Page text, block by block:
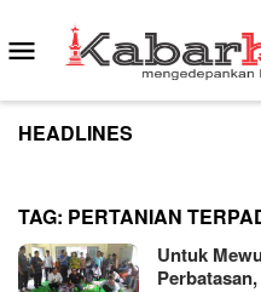
to
content
Mobile
Menu
HEADLINES
TAG: PERTANIAN
Untuk